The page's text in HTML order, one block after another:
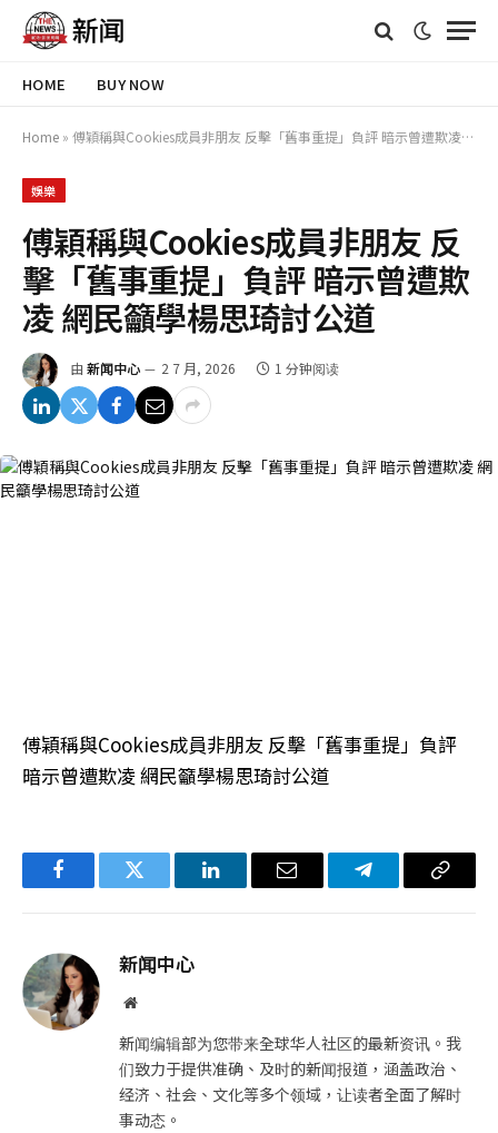
HOME BUY NOW
Home » 傅穎稱與Cookies成員非朋友 反擊「舊事重提」負評 暗示曾遭欺凌 網民籲學楊思琦討公道
娛樂
傅穎稱與Cookies成員非朋友 反
擊「舊事重提」負評 暗示曾遭欺
凌 網民籲學楊思琦討公道
由 新闻中心 2 7 月, 2026 1 分钟阅读
傅穎稱與Cookies成員非朋友 反擊「舊事重提」負評
暗示曾遭欺凌 網民籲學楊思琦討公道
FacebookTwitter LinkedIn电
Telegram复
新闻中心
网
新闻编辑部为您带来全球华人社区的最新资讯。我
们致力于提供准确、及时的新闻报道，涵盖政治、
经济、社会、文化等多个领域，让读者全面了解时
事动态。